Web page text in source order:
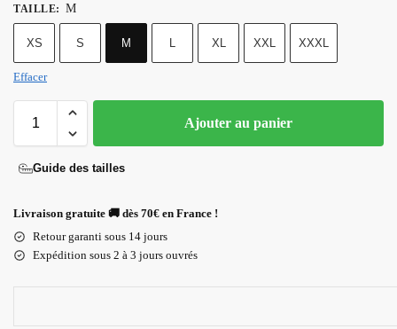
TAILLE: M
XS S M L XL XXL XXXL
Effacer
Ajouter au panier
Guide des tailles
Livraison gratuite 🚚 dès 70€ en France !
Retour garanti sous 14 jours
Expédition sous 2 à 3 jours ouvrés